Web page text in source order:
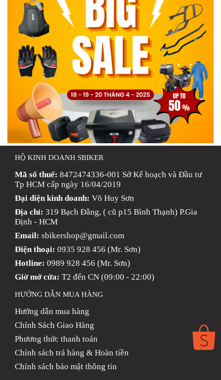
HỘ KINH DOANH SBIKER
Mã số thuế: 8472474336-001 Sở Kế hoạch và Đầu tư
Tp HCM cấp ngày 16/04/2019
Đại diện kinh doanh: Võ Huy Sơn
Địa chỉ: 319 Bạch Đằng, ( cũ p15 Bình Thạnh) P.Gia
Định - HCM
Email: sbikershop@gmail.com
Điện thoại: 0935 928 456 (Mr. Sơn)
Hotline: 0989 928 456 (Mr. Sơn)
Giờ mở cửa: T2 đến CN (09:00 - 22:00)
HƯỚNG DẪN MUA HÀNG
Hướng dẫn mua hàng
Chính Sách Giao Hàng
Phương thức thanh toán
Chính sách trả hàng & Hoàn tiền
Chính sách bảo mật thông tin